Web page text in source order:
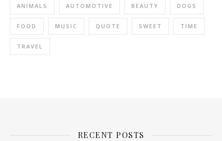
ANIMALS AUTOMOTIVE BEAUTY DOGS
FOOD MUSIC QUOTE SWEET TIME
TRAVEL
RECENT POSTS